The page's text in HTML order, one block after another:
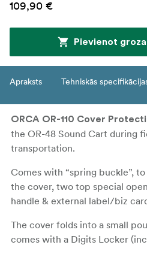
109,90 €
Pievienot
Apraksts Tehniskās
ORCA OR-110 Cover
the OR-48 Sound Cart during
transportation.
Comes with “spring buckle”,
the cover, two top special
handle & external label/biz
The cover folds into a small
comes with a Digits Locker